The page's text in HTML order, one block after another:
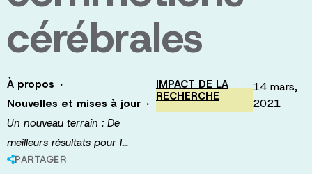
cérébrales
À propos ·
Nouvelles et mises à jour ·
Un nouveau terrain : De
meilleurs résultats pour l…
PARTAGER
IMPACT DE LA
RECHERCHE
14 mars,
2021